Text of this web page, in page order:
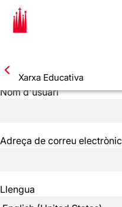
Xarxa Educativa
Inicia la sessió
Nom d'usuari
Adreça de correu electrònic
Llengua